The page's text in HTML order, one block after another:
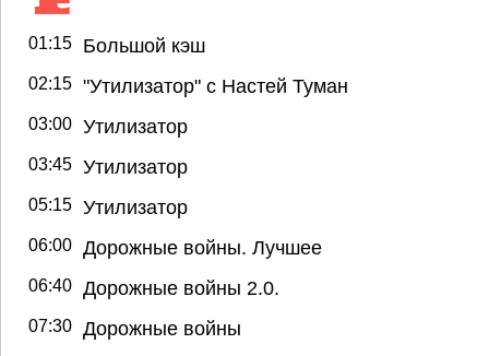
01:15 Большой кэш
02:15 "Утилизатор" с Настей Туман
03:00 Утилизатор
03:45 Утилизатор
05:15 Утилизатор
06:00 Дорожные войны. Лучшее
06:40 Дорожные войны 2.0.
07:30 Дорожные войны